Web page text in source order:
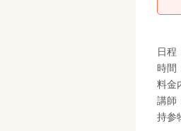
日程
時間
料金
講師
持参